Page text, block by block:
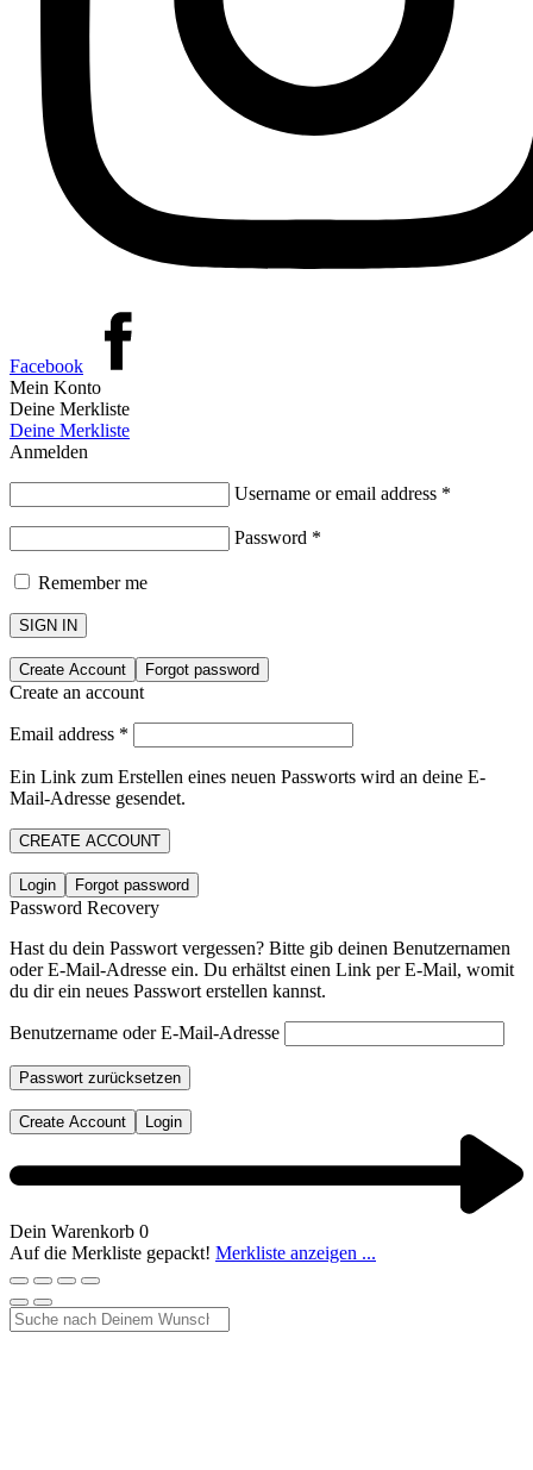
Facebook
Mein Konto
Deine Merkliste
Deine Merkliste
Anmelden
Username or email address *
Password *
Remember me
SIGN IN
Create Account Forgot password
Create an account
Email address *
Ein Link zum Erstellen eines neuen Passworts wird an deine E-
Mail-Adresse gesendet.
CREATE ACCOUNT
Login Forgot password
Password Recovery
Hast du dein Passwort vergessen? Bitte gib deinen Benutzernamen
oder E-Mail-Adresse ein. Du erhältst einen Link per E-Mail, womit
du dir ein neues Passwort erstellen kannst.
Benutzername oder E-Mail-Adresse
Passwort zurücksetzen
Create Account Login
Dein Warenkorb 0
Auf die Merkliste gepackt! Merkliste anzeigen ...